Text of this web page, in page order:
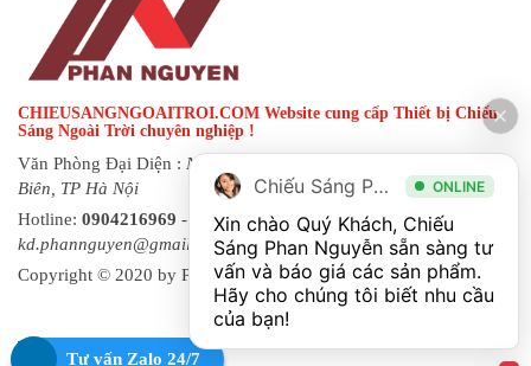
CHIEUSANGNGOAITROI.COM Website cung cấp Thiết bị Chiếu
Sáng Ngoài Trời chuyên nghiệp !
Văn Phòng Đại Diện : Ngõ 144 đường Hạ Trại, phường Long
Biên, TP Hà Nội
Hotline: 0904216969 - Fax:0243 873 8822| Email:
kd.phannguyen@gmail.com
Copyright © 2020 by Phan Nguyen. All rights reserved.
Tư vấn Zalo 24/7
Chiếu Sáng Phan Nguyễn ONLINE
Xin chào Quý Khách, Chiếu
Sáng Phan Nguyễn sẵn sàng tư
vấn và báo giá các sản phẩm.
Hãy cho chúng tôi biết nhu cầu